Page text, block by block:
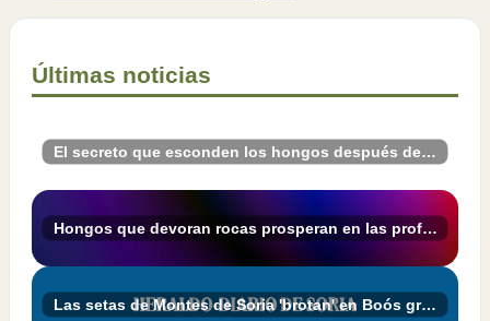
Últimas noticias
El secreto que esconden los hongos después de la lluvia
Hongos que devoran rocas prosperan en las profundidades de la Tierra
Las setas de Montes de Soria 'brotan' en Boós gracias a MICOhábitats - Heraldo-Diario de Soria